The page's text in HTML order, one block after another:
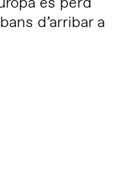
d’arribar a